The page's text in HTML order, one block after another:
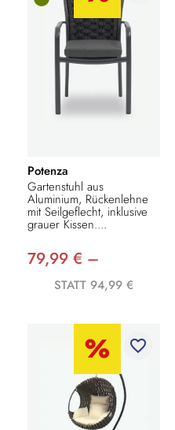
Potenza
Gartenstuhl aus
Aluminium, Rückenlehne
mit Seilgeflecht, inklusive
grauer Kissen....
79,99 € –
STATT 94,99 €
favorite_border